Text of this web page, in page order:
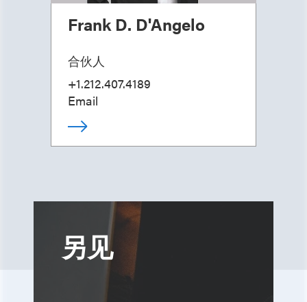
Frank D. D'Angelo
合伙人
+1.212.407.4189
Email
另见